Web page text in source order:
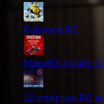
Palworld PC
Marvel’s Spider-
20 เกมน่าเล่น PC